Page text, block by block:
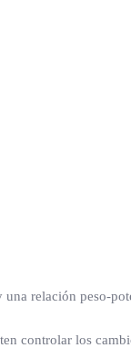
relación peso-
controlar los